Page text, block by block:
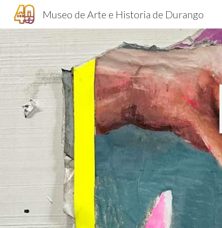
Museo de Arte e Historia de Durango